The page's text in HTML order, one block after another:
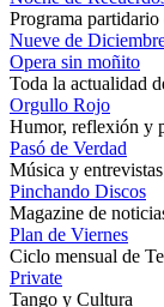
Programa
Nueve de
Opera sin moñito
Toda la actualidad
Orgullo Rojo
Humor, reflexión y
Pasó de Verdad
Música y entrevistas
Pinchando Discos
Magazine de
Plan de Viernes
Ciclo mensual de
Private
Tango y Cultura